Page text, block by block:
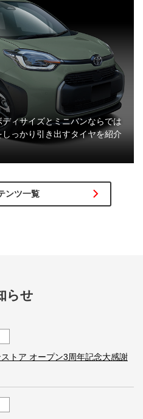
ディサイズとミニバンならでは
っかり引き出すタイヤを紹介
ンツ一覧
らせ
トア オープン3周年記念大感謝